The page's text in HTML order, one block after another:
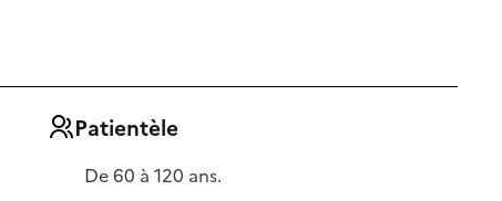
Patientèle
De 60 à 120 ans.